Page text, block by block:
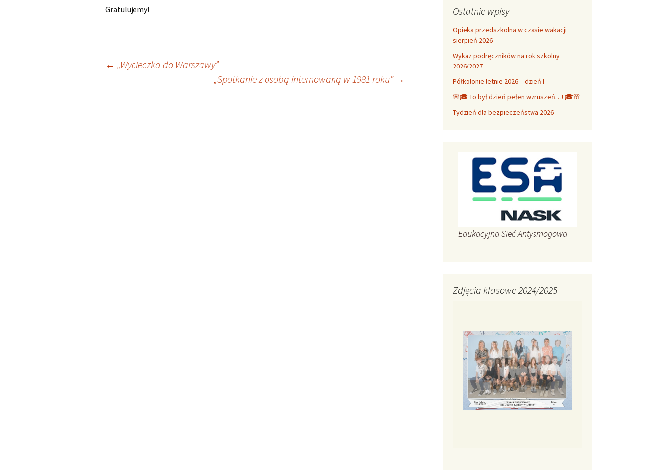
Gratulujemy!
Nawigacja
← „Wycieczka do Warszawy”
„Spotkanie z osobą internowaną w 1981 roku” →
Ostatnie wpisy
Opieka przedszkolna w czasie wakacji
sierpień 2026
Wykaz podręczników na rok szkolny
2026/2027
Półkolonie letnie 2026 – dzień I
🌸🎓 To był dzień pełen wzruszeń…! 🎓🌸
Tydzień dla bezpieczeństwa 2026
Edukacyjna Sieć Antysmogowa
Zdjęcia klasowe 2024/2025